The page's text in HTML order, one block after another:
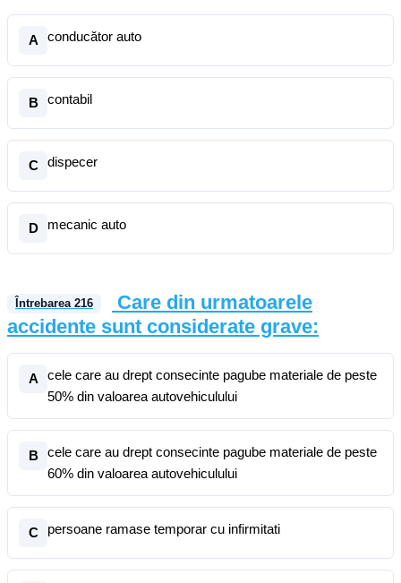
A conducător auto
B contabil
C dispecer
D mecanic auto
Întrebarea 216
Care din urmatoarele
accidente sunt considerate grave:
A
cele care au drept consecinte pagube materiale de peste
50% din valoarea autovehiculului
B
cele care au drept consecinte pagube materiale de peste
60% din valoarea autovehiculului
C persoane ramase temporar cu infirmitati